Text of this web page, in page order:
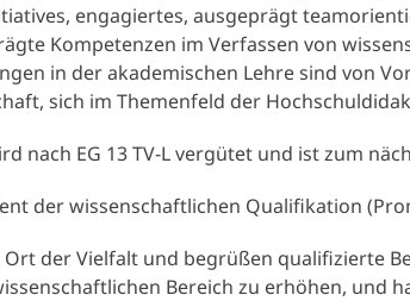
engagiertes, ausgeprägt
Kompetenzen im Verfassen von
in der akademischen Lehre sind von
sich im Themenfeld der
nach EG 13 TV-L vergütet und ist zum
der wissenschaftlichen Qualifikation
Ort der Vielfalt und begrüßen qualifizierte
Bereich zu erhöhen, und